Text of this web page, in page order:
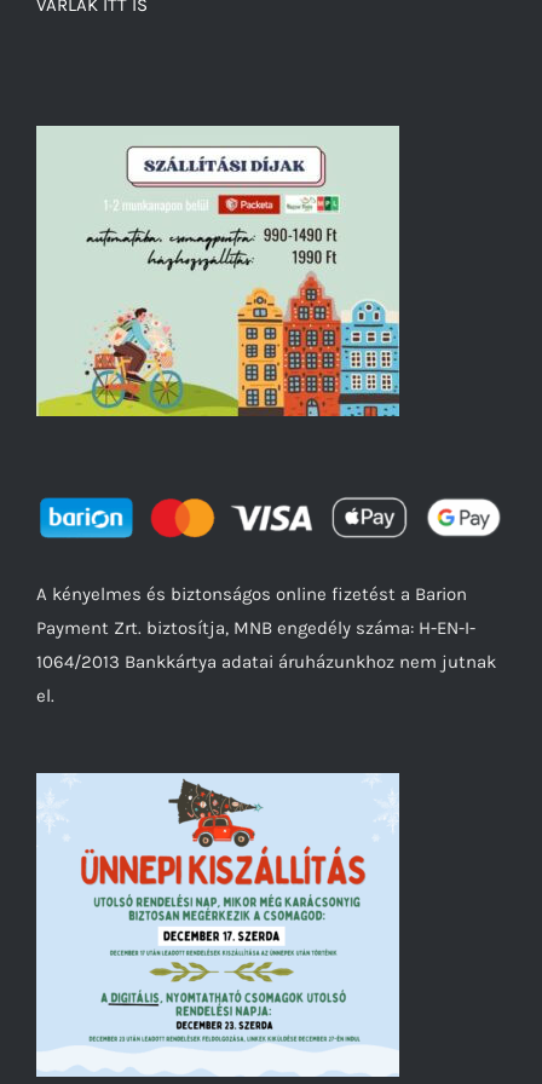
VÁRLAK ITT IS
A kényelmes és biztonságos online fizetést a Barion
Payment Zrt. biztosítja, MNB engedély száma: H-EN-I-
1064/2013 Bankkártya adatai áruházunkhoz nem jutnak
el.